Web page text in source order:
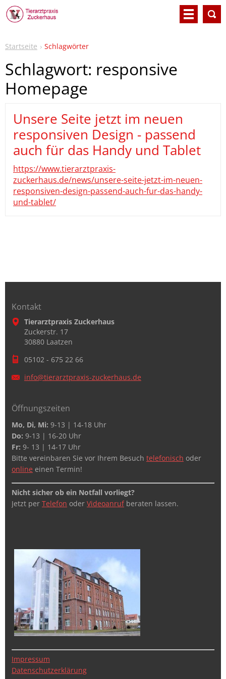
Startseite Schlagwörter
Schlagwort: responsive
Homepage
Unsere Seite jetzt im neuen
responsiven Design - passend
auch für das Handy und Tablet
https://www.tierarztpraxis-
zuckerhaus.de/news/unsere-seite-jetzt-im-neuen-
responsiven-design-passend-auch-fur-das-handy-
und-tablet/
Kontakt
Tierarztpraxis Zuckerhaus
Zuckerstr. 17
30880 Laatzen
05102 - 675 22 66
info@tierarztpraxis-zuckerhaus.de
Öffnungszeiten
Mo, Di, Mi: 9-13 | 14-18 Uhr
Do: 9-13 | 16-20 Uhr
Fr: 9- 13 | 14-17 Uhr
Bitte vereinbaren Sie vor Ihrem Besuch telefonisch oder
online einen Termin!
Nicht sicher ob ein Notfall vorliegt?
Jetzt per Telefon oder Videoanrufberaten lassen.
Impressum
Datenschutzerklärung